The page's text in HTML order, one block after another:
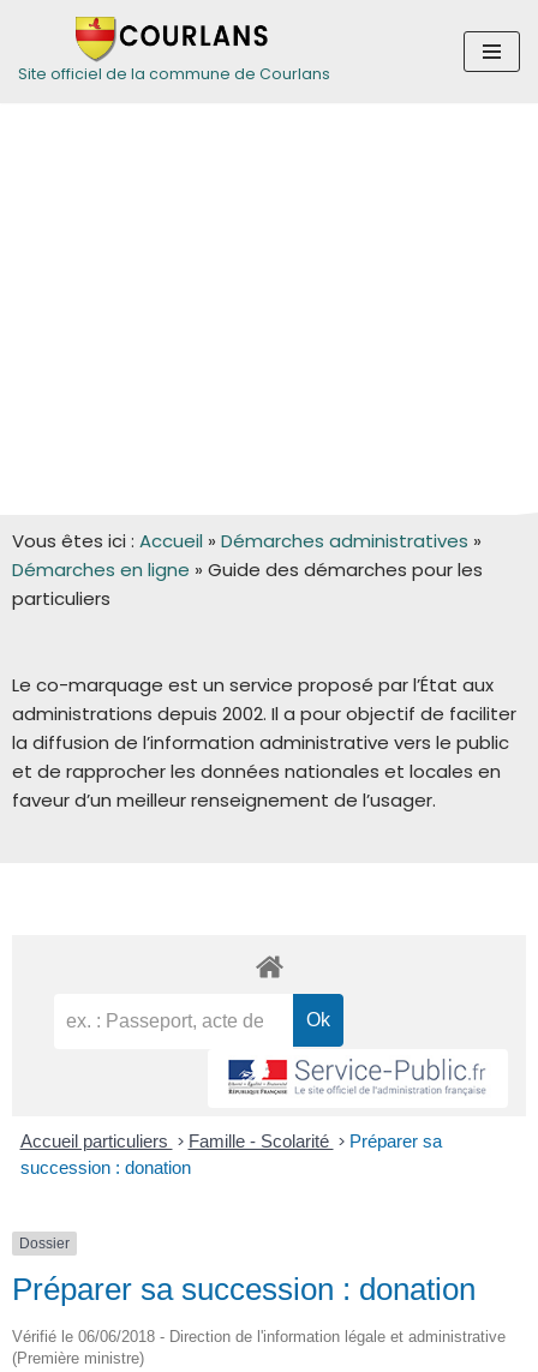
Aller
Site officiel de la commune de Courlans
Vous êtes ici : Accueil » Démarches administratives »
Démarches en ligne » Guide des démarches pour les
particuliers
Le co-marquage est un service proposé par l’État aux
administrations depuis 2002. Il a pour objectif de faciliter
la diffusion de l’information administrative vers le public
et de rapprocher les données nationales et locales en
faveur d’un meilleur renseignement de l’usager.
Accueil particuliers > Famille - Scolarité > Préparer sa
succession : donation
Dossier
Préparer sa succession : donation
Vérifié le 06/06/2018 - Direction de l'information légale et administrative
(Première ministre)